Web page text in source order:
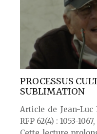
PROCESSUS
SUBLIMATION
Article de Jean-
RFP 62(4) : 1053-